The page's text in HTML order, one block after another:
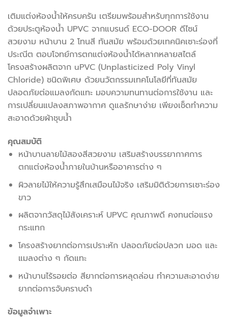
เติมแต่งห้องน้ำให้ครบครัน เตรียมพร้อมสำหรับทุกการใช้งาน
ด้วยประตูห้องน้ำ UPVC จากแบรนด์ ECO-DOOR ดีไซน์
สวยงาม หน้าบาน 2 โทนสี ทันสมัย พร้อมด้วยเทคนิคเซาะร่องที่
ประณีต ตอบโจทย์การตกแต่งห้องน้ำได้หลากหลายสไตล์
โครงสร้างผลิตจาก uPVC (Unplasticized Poly Vinyl
Chloride) ชนิดพิเศษ ด้วยนวัตกรรมเทคโนโลยีที่ทันสมัย
ปลอดภัยต่อแมลงกัดแทะ มอบความทนทานต่อการใช้งาน และ
การเปลี่ยนแปลงสภาพอากาศ ดูแลรักษาง่าย เพียงเช็ดทำความ
สะอาดด้วยผ้าชุบน้ำ
คุณสมบัติ
หน้าบานลายไม้สองสีสวยงาม เสริมสร้างบรรยากาศการ
ตกแต่งห้องน้ำภายในบ้านหรืออาคารต่าง ๆ
ผิวลายไม้ให้ความรู้สึกเสมือนไม้จริง เสริมมิติด้วยการเซาะร่อง
ขาว
ผลิตจากวัสดุไม้สังเคราะห์ UPVC คุณภาพดี คงทนต่อแรง
กระแทก
โครงสร้างยากต่อการเปราะหัก ปลอดภัยต่อปลวก มอด และ
แมลงต่าง ๆ กัดแทะ
หน้าบานไร้รอยต่อ สียากต่อการหลุดล่อน ทำความสะอาดง่าย
ยากต่อการจับคราบดำ
ข้อมูลจำเพาะ